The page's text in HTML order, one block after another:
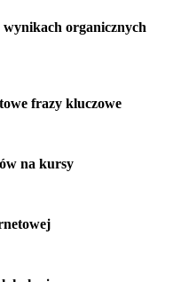
wynikach organicznych
frazy kluczowe
na kursy